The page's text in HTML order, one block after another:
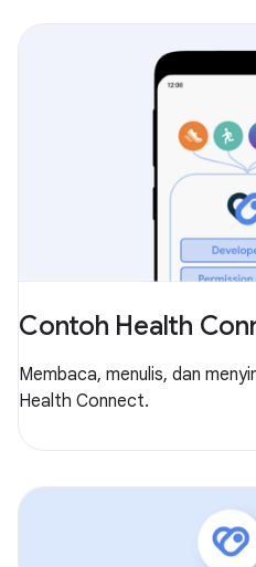
Contoh Health
Membaca, menulis, dan
Health Connect.